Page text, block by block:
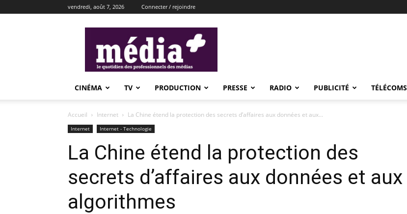
vendredi, août 7, 2026 Connecter / rejoindre
CINÉMA TV PRODUCTION PRESSE RADIO PUBLICITÉ TÉLÉCOMS
Accueil Internet La Chine étend la protection des secrets d’affaires aux données et aux...
Internet Internet - Technologie
La Chine étend la protection des
secrets d’affaires aux données et aux
algorithmes